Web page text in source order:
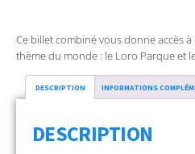
Ce billet combiné vous donne accès
thème du monde : le Loro Parque et
DESCRIPTION INFORMATIONS
DESCRIPTION